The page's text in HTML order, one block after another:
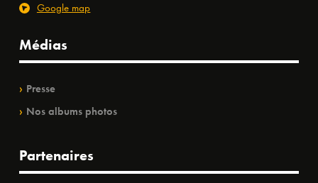
Google map
Médias
Presse
Nos albums photos
Partenaires